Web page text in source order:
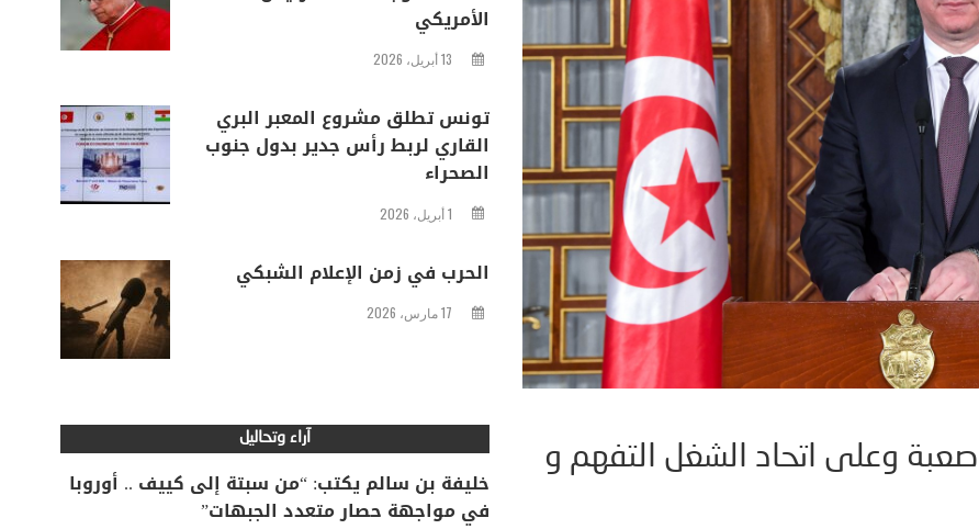
صعبة وعلى اتحاد الشغل التفهم و
الأمريكي
13 أبريل، 2026
تونس تطلق مشروع المعبر البري
القاري لربط رأس جدير بدول جنوب
الصحراء
1 أبريل، 2026
الحرب في زمن الإعلام الشبكي
17 مارس، 2026
آراء وتحاليل
خليفة بن سالم يكتب: “من سبتة إلى كييف .. أوروبا
في مواجهة حصار متعدد الجبهات”